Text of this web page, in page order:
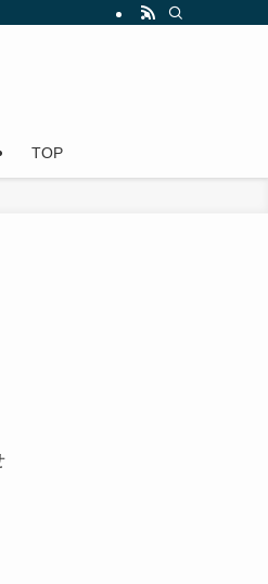
てお越しください。小島漁港発
TOP